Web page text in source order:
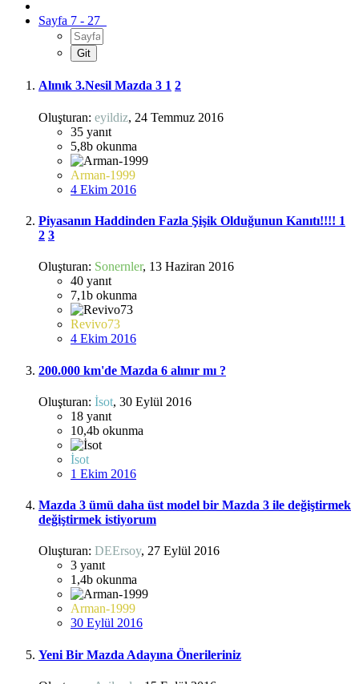
Sayfa 7 - 27
Alınık 3.Nesil Mazda 3 1 2
Oluşturan: eyildiz, 24 Temmuz 2016
35 yanıt
5,8b okunma
Arman-1999
4 Ekim 2016
Piyasanın Haddinden Fazla Şişik Olduğunun Kanıtı!!!! 1
2 3
Oluşturan: Sonernler, 13 Haziran 2016
40 yanıt
7,1b okunma
Revivo73
4 Ekim 2016
200.000 km'de Mazda 6 alınır mı ?
Oluşturan: İsot, 30 Eylül 2016
18 yanıt
10,4b okunma
İsot
1 Ekim 2016
Mazda 3 ümü daha üst model bir Mazda 3 ile değiştirmek
değiştirmek istiyorum
Oluşturan: DEErsoy, 27 Eylül 2016
3 yanıt
1,4b okunma
Arman-1999
30 Eylül 2016
Yeni Bir Mazda Adayına Önerileriniz